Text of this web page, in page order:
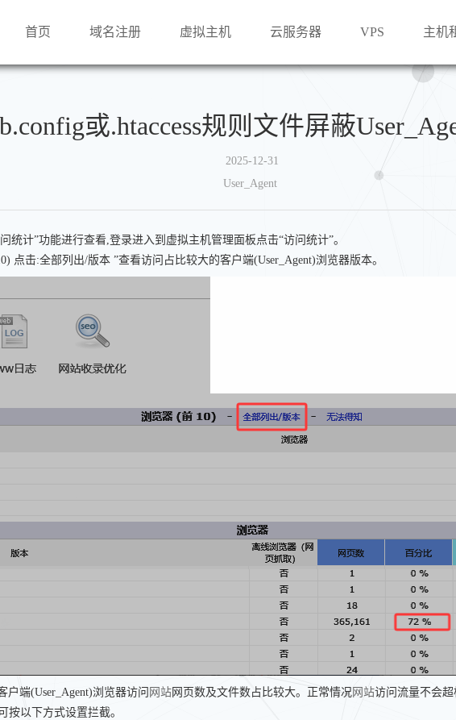
首页 域名注册 虚拟主机 云服务器 VPS 主机
或.htaccess规则文件屏蔽
2025-12-31
User_Agent
统计”功能进行查看,登录进入到虚拟主机管理面板点击“访问统计”。
点击:全部列出/版本 ”查看访问占比较大的客户端(User_Agent)浏览器版本。
户端(User_Agent)浏览器访问 网站网页数及文件数占比较大。正常情况网站访问流量不会超
按以下方式设置拦截。